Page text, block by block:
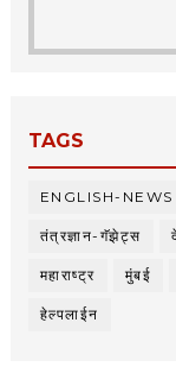
TAGS
ENGLISH-NEWS
तंत्रज्ञान-गॅझेट्स
महाराष्ट्र मुंबई
हेल्पलाईन